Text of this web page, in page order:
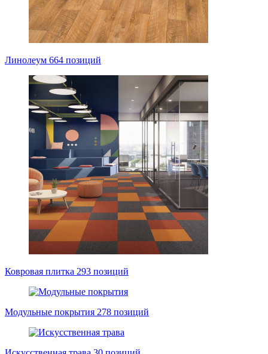
Линолеум 664 позиций
Ковровая плитка 293 позиций
Модульные покрытия 278 позиций